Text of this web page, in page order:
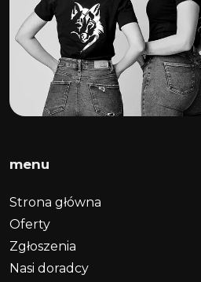
menu
Strona główna
Oferty
Zgłoszenia
Nasi doradcy